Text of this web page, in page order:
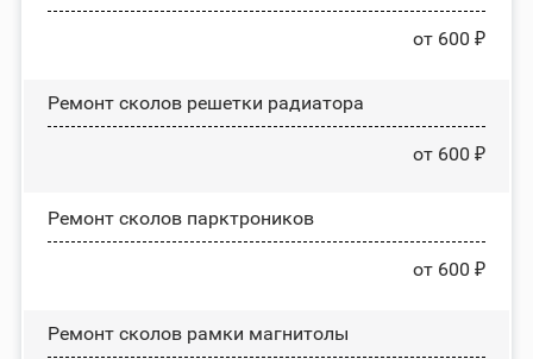
от 600 ₽
Ремонт сколов решетки радиатора
от 600 ₽
Ремонт сколов парктроников
от 600 ₽
Ремонт сколов рамки магнитолы